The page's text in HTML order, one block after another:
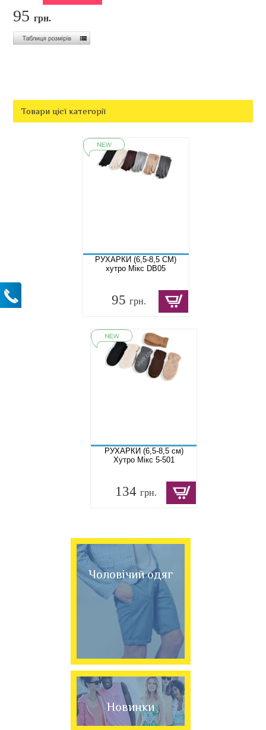
95грн.
Товари цієї категорії
РУХАРКИ (6,5-8,5 СМ)
хутро Мікс DB05
95грн.
РУХАРКИ (6,5-8,5 см)
Хутро Мікс 5-501
134 грн.
Чоловічий одяг
Новинки